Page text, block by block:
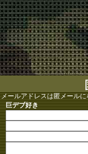
メールアドレスは匿メール
巨デブ好き